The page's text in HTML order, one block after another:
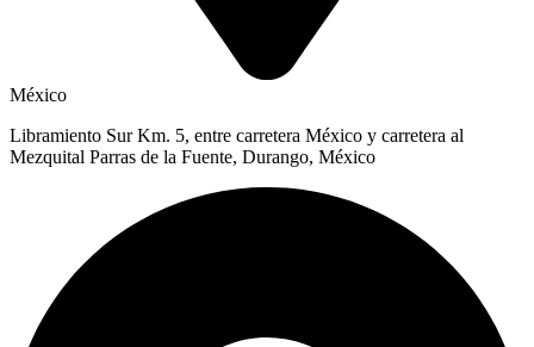
México
Libramiento Sur Km. 5, entre carretera México y carretera al
Mezquital Parras de la Fuente, Durango, México